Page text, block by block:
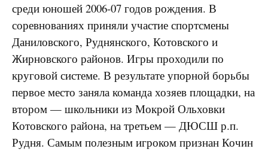
среди юношей 2006-07 годов рождения. В
соревнованиях приняли участие спортсмены
Даниловского, Руднянского, Котовского и
Жирновского районов. Игры проходили по
круговой системе. В результате упорной борьбы
первое место заняла команда хозяев площадки, на
втором — школьники из Мокрой Ольховки
Котовского района, на третьем — ДЮСШ р.п.
Рудня. Самым полезным игроком признан Кочин